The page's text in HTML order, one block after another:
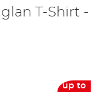
T-Shirt -
up to